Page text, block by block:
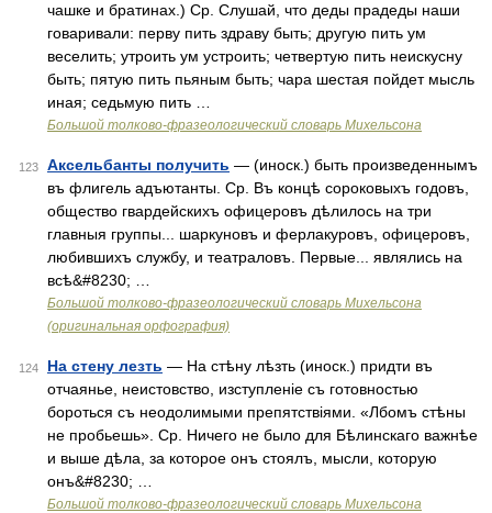
чашке и братинах.) Ср. Слушай, что деды прадеды наши
говаривали: перву пить здраву быть; другую пить ум
веселить; утроить ум устроить; четвертую пить неискусну
быть; пятую пить пьяным быть; чара шестая пойдет мысль
иная; седьмую пить …
Большой толково-фразеологический словарь Михельсона
123 Аксельбанты получить — (иноск.) быть произведеннымъ
въ флигель адъютанты. Ср. Въ концѣ сороковыхъ годовъ,
общество гвардейскихъ офицеровъ дѣлилось на три
главныя группы... шаркуновъ и ферлакуровъ, офицеровъ,
любившихъ службу, и театраловъ. Первые... являлись на
всѣ&#8230; …
Большой толково-фразеологический словарь Михельсона
(оригинальная орфография)
124 На стену лезть — На стѣну лѣзть (иноск.) придти въ
отчаянье, неистовство, изступленіе съ готовностью
бороться съ неодолимыми препятствіями. «Лбомъ стѣны
не пробьешь». Ср. Ничего не было для Бѣлинскаго важнѣе
и выше дѣла, за которое онъ стоялъ, мысли, которую
онъ&#8230; …
Большой толково-фразеологический словарь Михельсона